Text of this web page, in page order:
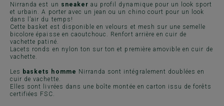
Nirranda est un sneaker au profil dynamique pour un look sport
et urbain. A porter avec un jean ou un chino court pour un look
dans l’air du temps!
Cette basket est disponible en velours et mesh sur une semelle
bicolore épaisse en caoutchouc. Renfort arrière en cuir de
vachette patiné.
Lacets ronds en nylon ton sur ton et première amovible en cuir de
vachette.
Les baskets homme Nirranda sont intégralement doublées en
cuir de vachette.
Elles sont livrées dans une boîte montée en carton issu de forêts
certifiées FSC.